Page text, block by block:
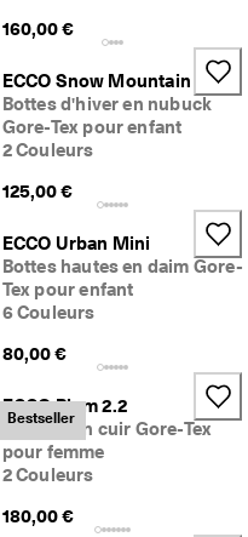
160,00 €
ECCO Snow Mountain
Bottes d'hiver en nubuck
Gore-Tex pour enfant
2 Couleurs
125,00 €
ECCO Urban Mini
Bottes hautes en daim Gore-
Tex pour enfant
6 Couleurs
80,00 €
Bestseller
ECCO Biom 2.2
Baskets en cuir Gore-Tex
pour femme
2 Couleurs
180,00 €